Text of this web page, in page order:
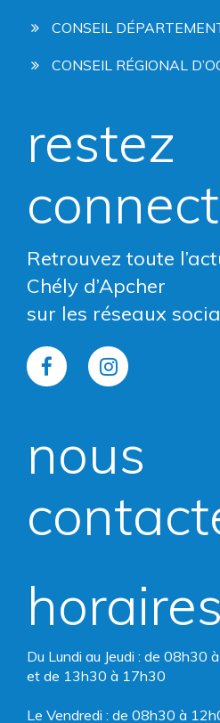
CONSEIL
CONSEIL RÉGIONAL
restez
Retrouvez toute
Chély d’Apcher
sur les réseaux
Lien
le
Facebook
Lien
le
Instagram
nous
horaires
Du Lundi au Jeudi : de 08h30
et de 13h30 à 17h30
Le Vendredi : de 08h30 à